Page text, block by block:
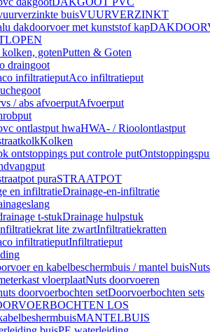
VUURVERZINKT
Putten & Goten
draingoot
Aco infiltratieput
Afvoerput
HWA- / Rioolontlastput
Kolken
STRAATPOT
Drainage-en-infiltratie
Drainage hulpstuk
Infiltratiekratten
Infiltratieput
Nuts
Nuts doorvoeren
Doorvoerbochten sets
LOS
MANTELBUIS